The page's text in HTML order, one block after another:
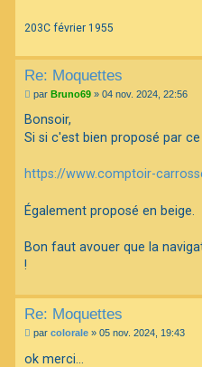
203C février 1955
Re: Moquettes
M
s
a
par Bruno69 » 04 nov. 2024, 22:56
Bonsoir,
Si si c'est bien proposé par
https://www.comptoir-
Également proposé en beige.
Bon faut avouer que la
!
Re: Moquettes
M
s
par colorale » 05 nov. 2024, 19:43
ok merci...